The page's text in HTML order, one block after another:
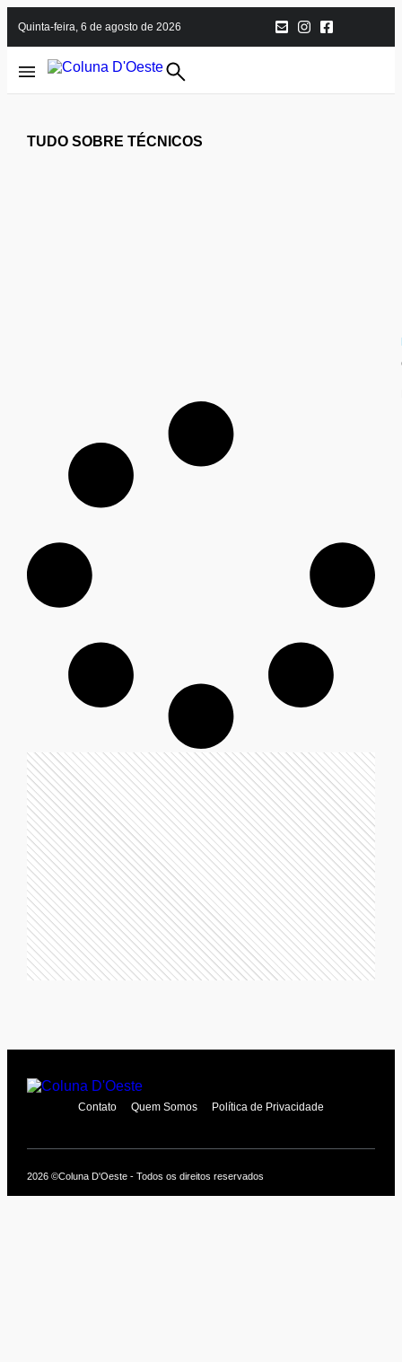
quinta-feira, 6 de agosto de 2026
TUDO SOBRE TÉCNICOS
Contato Quem Somos Política de Privacidade
2026 ©Coluna D'Oeste - Todos os direitos reservados